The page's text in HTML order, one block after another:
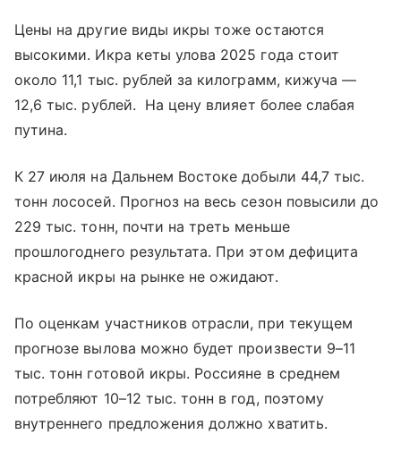
Цены на другие виды икры тоже остаются
высокими. Икра кеты улова 2025 года стоит
около 11,1 тыс. рублей за килограмм, кижуча —
12,6 тыс. рублей. На цену влияет более слабая
путина.
К 27 июля на Дальнем Востоке добыли 44,7 тыс.
тонн лососей. Прогноз на весь сезон повысили до
229 тыс. тонн, почти на треть меньше
прошлогоднего результата. При этом дефицита
красной икры на рынке не ожидают.
По оценкам участников отрасли, при текущем
прогнозе вылова можно будет произвести 9–11
тыс. тонн готовой икры. Россияне в среднем
потребляют 10–12 тыс. тонн в год, поэтому
внутреннего предложения должно хватить.